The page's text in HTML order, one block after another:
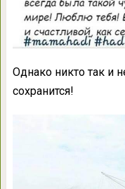
Однако никто так и
сохранится!